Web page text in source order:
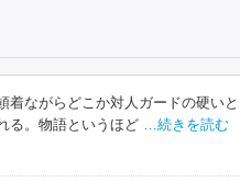
ながらどこか対人ガードの硬い
る。物語というほど …続きを読む